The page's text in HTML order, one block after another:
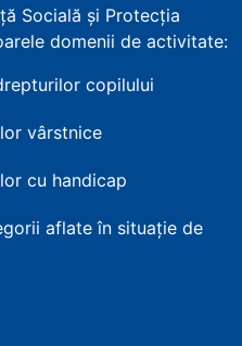
Socială și Protecția
domenii de activitate:
copilului
vârstnice
cu handicap
aflate în situație de